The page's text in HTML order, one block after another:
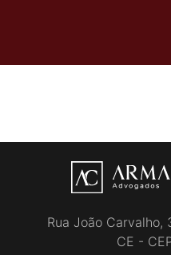
Rua João Carvalho,
CE -